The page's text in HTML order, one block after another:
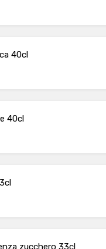
40cl
40cl
zucchero 33cl